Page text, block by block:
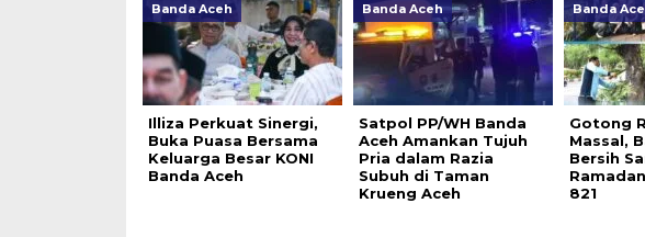
Banda Aceh
Illiza Perkuat Sinergi,
Buka Puasa Bersama
Keluarga Besar KONI
Banda Aceh
Banda Aceh
Satpol PP/WH Banda
Aceh Amankan Tujuh
Pria dalam Razia
Subuh di Taman
Krueng Aceh
Banda
Gotong
Massal,
Bersih
821